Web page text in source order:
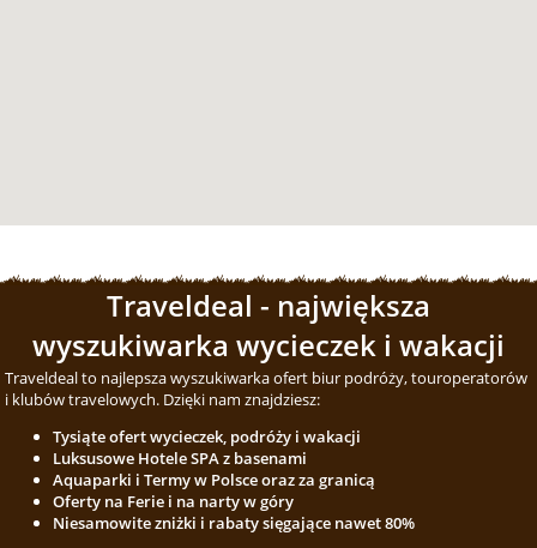
Traveldeal - największa
wyszukiwarka wycieczek i wakacji
Traveldeal to najlepsza wyszukiwarka ofert biur podróży, touroperatorów
i klubów travelowych. Dzięki nam znajdziesz:
Tysiąte ofert wycieczek, podróży i wakacji
Luksusowe Hotele SPA z basenami
Aquaparki i Termy w Polsce oraz za granicą
Oferty na Ferie i na narty w góry
Niesamowite zniżki i rabaty sięgające nawet 80%